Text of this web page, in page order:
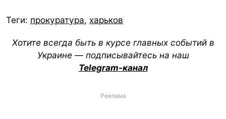
Теги: прокуратура, харьков
Хотите всегда быть в курсе главных событий в
Украине — подписывайтесь на наш
Telegram-канал
Реклама